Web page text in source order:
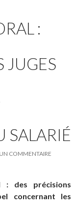
:
JUGES
SALARIÉ
COMMENTAIRE
: des précisions
concernant les